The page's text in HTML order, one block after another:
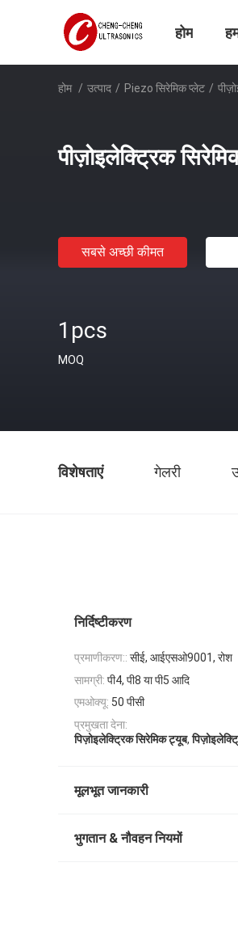
होम
होम / उत्पाद / Piezo सिरेमिक प्लेट /
पीज़ोइलेक्ट्रिक
सबसे अच्छी कीमत
1pcs
MOQ
विशेषताएं गेलरी
निर्दिष्टीकरण
प्रमाणीकरण:: सीई, आईएसओ9001, रोश
सामग्री: पी4, पी8 या पी5 आदि
एमओक्यू: 50 पीसी
प्रमुखता देना:
पिज़ोइलेक्ट्रिक सिरेमिक ट्यूब,
मूलभूत जानकारी
भुगतान & नौवहन नियमों